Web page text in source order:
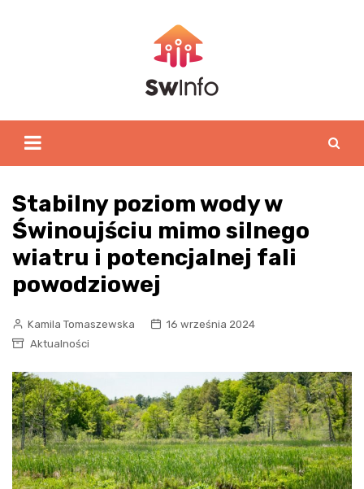
Stabilny poziom wody w
Świnoujściu mimo silnego
wiatru i potencjalnej fali
powodziowej
Kamila Tomaszewska
16 września 2024
Aktualności